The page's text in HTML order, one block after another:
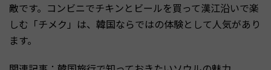
敵です。コンビニでチキンとビールを買って漢江沿いで楽
しむ「チメク」は、韓国ならではの体験として人気があり
ます。